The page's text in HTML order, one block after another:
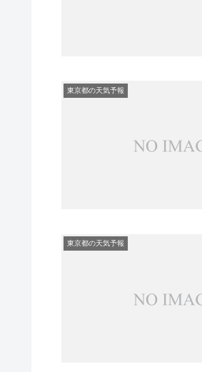
東京都の天気予報
東京都の天気予報